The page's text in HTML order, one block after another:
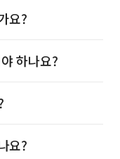
요?
하나요?
요?